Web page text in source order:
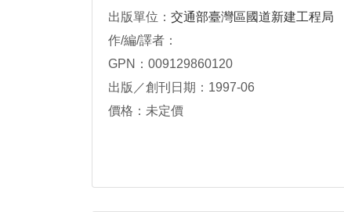
出版單位： 交通部臺灣區國道新建工程局
作/編/譯者：
GPN：009129860120
出版／創刊日期：1997-06
價格：未定價